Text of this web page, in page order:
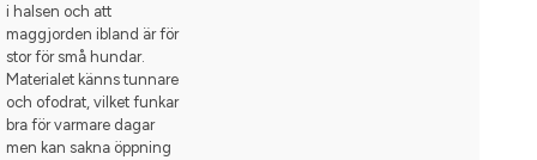
i halsen och att
maggjorden ibland är för
stor för små hundar.
Materialet känns tunnare
och ofodrat, vilket funkar
bra för varmare dagar
men kan sakna öppning